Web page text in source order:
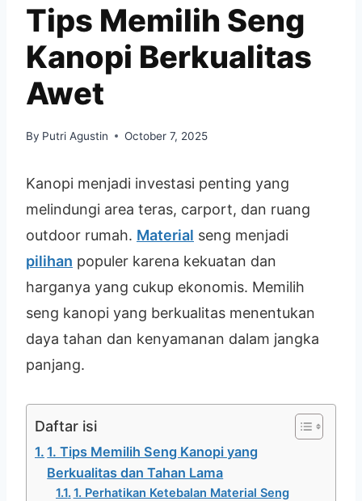
Tips Memilih Seng
Kanopi Berkualitas
Awet
By Putri Agustin October 7, 2025
Kanopi menjadi investasi penting yang
melindungi area teras, carport, dan ruang
outdoor rumah. Material seng menjadi
pilihan populer karena kekuatan dan
harganya yang cukup ekonomis. Memilih
seng kanopi yang berkualitas menentukan
daya tahan dan kenyamanan dalam jangka
panjang.
Daftar isi
1. Tips Memilih Seng Kanopi yang
Berkualitas dan Tahan Lama
1. Perhatikan Ketebalan Material Seng